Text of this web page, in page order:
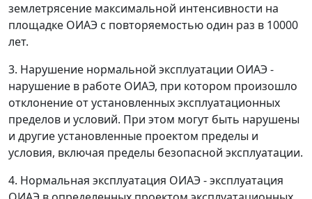
землетрясение максимальной интенсивности на
площадке ОИАЭ с повторяемостью один раз в 10000
лет.
3. Нарушение нормальной эксплуатации ОИАЭ-
нарушение в работе ОИАЭ, при котором произошло
отклонение от установленных эксплуатационных
пределов и условий. При этом могут быть нарушены
и другие установленные проектом пределы и
условия, включая пределы безопасной эксплуатации.
4. Нормальная эксплуатация ОИАЭ- эксплуатация